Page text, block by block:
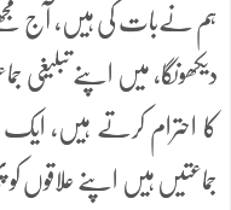
ہم نےبات کی ہیں، آج مجھے
دیکھونگا، میں اپنے تبلیغی
کا احترام کرتے ہیں، ایک
جماعتیں ہیں اپنے علاقوں کو